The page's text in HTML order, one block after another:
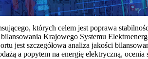
których celem jest poprawa
Krajowego Systemu
jest szczegółowa analiza jakości
a popytem na energię elektryczną,